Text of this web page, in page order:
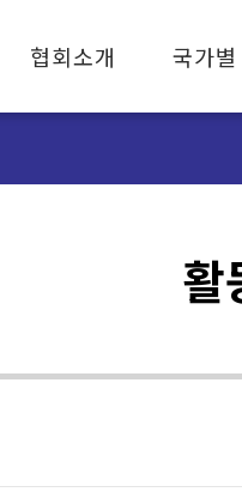
협회소개
협회장 인사말
국가
미
활